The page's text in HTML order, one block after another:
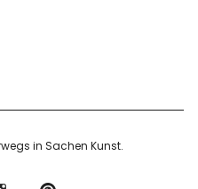
in Sachen Kunst